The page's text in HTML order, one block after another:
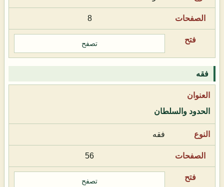
8
تصفح
فقه
الحدود والسلطان
فقه
56
تصفح